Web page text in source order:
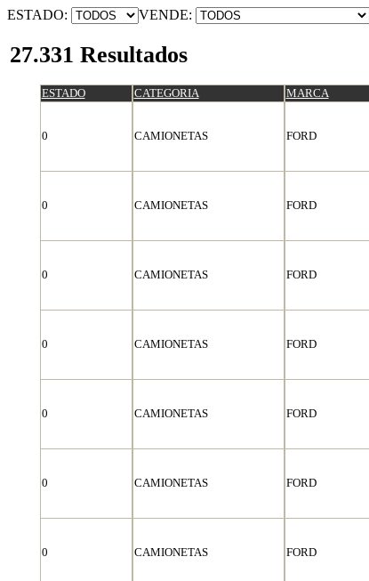
ESTADO: VENDE:
27.331 Resultados
ESTADO CATEGORIA MARCA
0 CAMIONETAS FORD
0 CAMIONETAS FORD
0 CAMIONETAS FORD
0 CAMIONETAS FORD
0 CAMIONETAS FORD
0 CAMIONETAS FORD
0 CAMIONETAS FORD